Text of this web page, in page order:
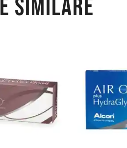
similare